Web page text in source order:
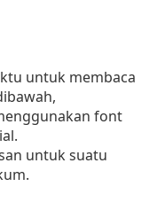
untuk membaca
font
untuk suatu